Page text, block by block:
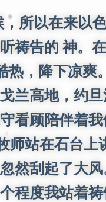
以在来以
祷告的 神。
热，降下凉
兰高地，约
看顾陪伴着我
站在石台上
然刮起了大
程度我站着